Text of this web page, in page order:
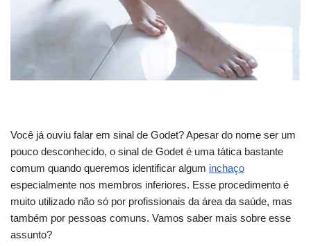
Você já ouviu falar em sinal de Godet? Apesar do nome ser um
pouco desconhecido, o sinal de Godet é uma tática bastante
comum quando queremos identificar algum inchaço
especialmente nos membros inferiores. Esse procedimento é
muito utilizado não só por profissionais da área da saúde, mas
também por pessoas comuns. Vamos saber mais sobre esse
assunto?